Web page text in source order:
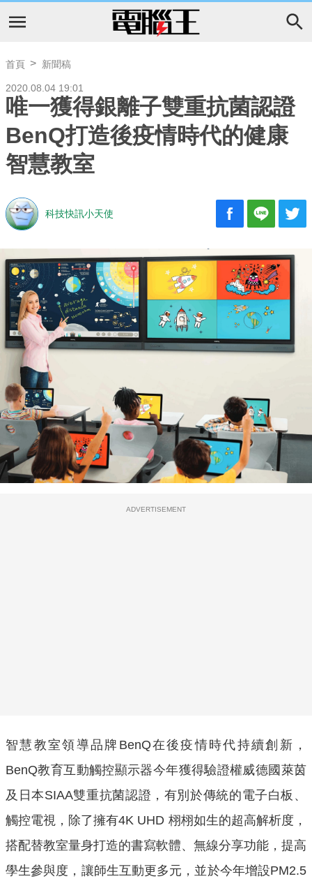
首頁 新聞稿
2020.08.04 19:01
唯一獲得銀離子雙重抗菌認證
BenQ打造後疫情時代的健康
智慧教室
科技快訊小天使
ADVERTISEMENT
智慧教室領導品牌BenQ在後疫情時代持續創新，
BenQ教育互動觸控顯示器今年獲得驗證權威德國萊茵
及日本SIAA雙重抗菌認證，有別於傳統的電子白板、
觸控電視，除了擁有4K UHD 栩栩如生的超高解析度，
搭配替教室量身打造的書寫軟體、無線分享功能，提高
學生參與度，讓師生互動更多元，並於今年增設PM2.5